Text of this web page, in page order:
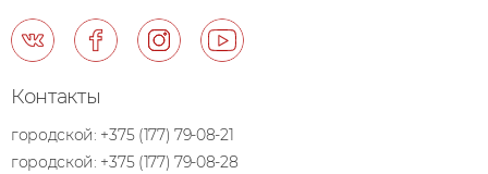
Контакты
городской: +375 (177) 79-08-21
городской: +375 (177) 79-08-28